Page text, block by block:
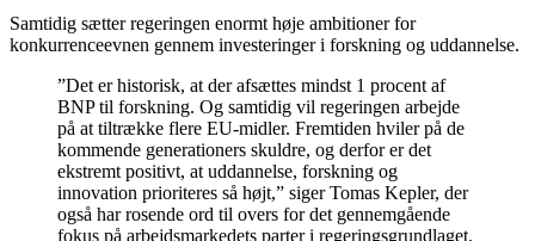
Samtidig sætter regeringen enormt høje ambitioner for
konkurrenceevnen gennem investeringer i forskning og uddannelse.
”Det er historisk, at der afsættes mindst 1 procent af
BNP til forskning. Og samtidig vil regeringen arbejde
på at tiltrække flere EU-midler. Fremtiden hviler på de
kommende generationers skuldre, og derfor er det
ekstremt positivt, at uddannelse, forskning og
innovation prioriteres så højt,” siger Tomas Kepler, der
også har rosende ord til overs for det gennemgående
fokus på arbejdsmarkedets parter i regeringsgrundlaget.